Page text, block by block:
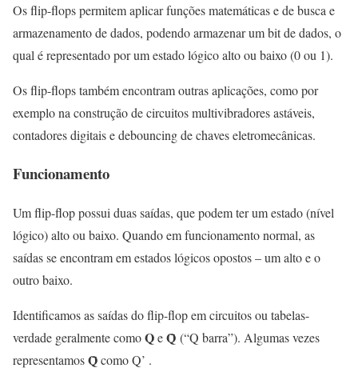
Os flip-flops permitem aplicar funções matemáticas e de busca e
armazenamento de dados, podendo armazenar um bit de dados, o
qual é representado por um estado lógico alto ou baixo (0 ou 1).
Os flip-flops também encontram outras aplicações, como por
exemplo na construção de circuitos multivibradores astáveis,
contadores digitais e debouncing de chaves eletromecânicas.
Funcionamento
Um flip-flop possui duas saídas, que podem ter um estado (nível
lógico) alto ou baixo. Quando em funcionamento normal, as
saídas se encontram em estados lógicos opostos – um alto e o
outro baixo.
Identificamos as saídas do flip-flop em circuitos ou tabelas-
verdade geralmente comoQeQ̄ (“Q barra”). Algumas vezes
representamosQ̄como Q’ .